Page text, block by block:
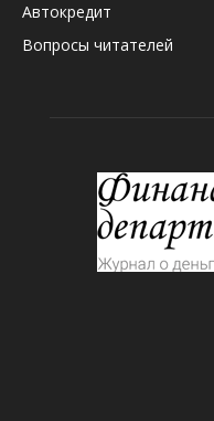
Автокредит
Вопросы читателей